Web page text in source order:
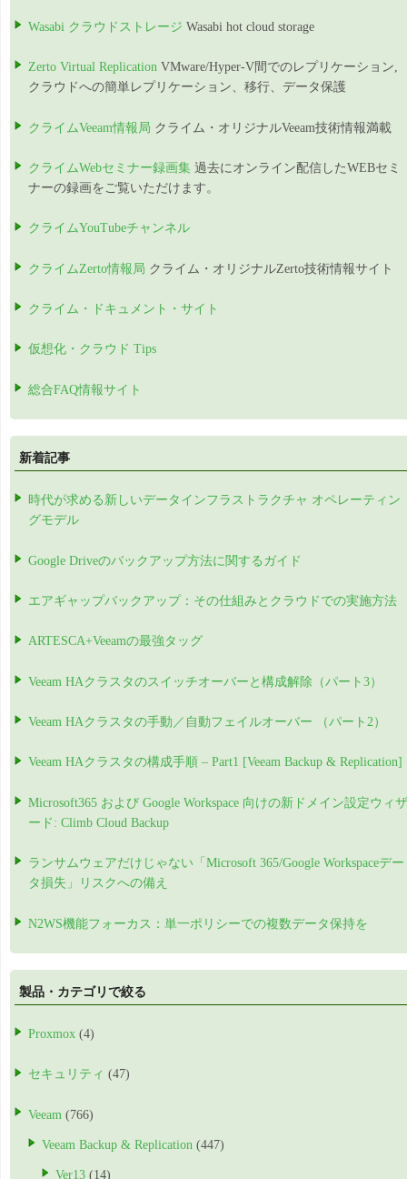
Wasabi クラウドストレージ Wasabi hot cloud storage
Zerto Virtual Replication VMware/Hyper-V間でのレプリケーション,
クラウドへの簡単レプリケーション、移行、データ保護
クライムVeeam情報局 クライム・オリジナルVeeam技術情報満載
クライムWebセミナー録画集 過去にオンライン配信したWEBセミ
ナーの録画をご覧いただけます。
クライムYouTubeチャンネル
クライムZerto情報局 クライム・オリジナルZerto技術情報サイト
クライム・ドキュメント・サイト
仮想化・クラウド Tips
総合FAQ情報サイト
新着記事
時代が求める新しいデータインフラストラクチャ オペレーティン
グモデル
Google Driveのバックアップ方法に関するガイド
エアギャップバックアップ：その仕組みとクラウドでの実施方法
ARTESCA+Veeamの最強タッグ
Veeam HAクラスタのスイッチオーバーと構成解除（パート3）
Veeam HAクラスタの手動／自動フェイルオーバー （パート2）
Veeam HAクラスタの構成手順 – Part1 [Veeam Backup & Replication]
Microsoft365 および Google Workspace 向けの新ドメイン設定ウィザ
ード: Climb Cloud Backup
ランサムウェアだけじゃない「Microsoft 365/Google Workspaceデー
タ損失」リスクへの備え
N2WS機能フォーカス：単一ポリシーでの複数データ保持を
製品・カテゴリで絞る
Proxmox (4)
セキュリティ (47)
Veeam (766)
Veeam Backup & Replication (447)
Ver13 (14)